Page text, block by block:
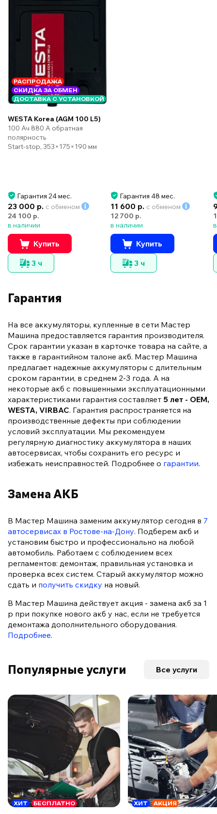
РАСПРОДАЖА
СКИДКА ЗА ОБМЕН
ДОСТАВКА С УСТАНОВКОЙ
WESTA Korea (AGM 100 L5)
100 Ач 880 А обратная
полярность
Start-stop, 353×175×190 мм
Гарантия 24 мес.
23 000 р. с обменом
24 100 р.
в наличии
Купить
3 ч
Гарантия 48 мес.
11 600 р. с обменом
12 700 р.
в наличии
Купить
3 ч
Гарантия
На все аккумуляторы, купленные в сети Мастер
Машина предоставляется гарантия производителя.
Срок гарантии указан в карточке товара на сайте, а
также в гарантийном талоне акб. Мастер Машина
предлагает надежные аккумуляторы с длительным
сроком гарантии, в среднем 2-3 года. А на
некоторые акб с повышенными эксплуатационными
характеристиками гарантия составляет 5 лет - OEM,
WESTA, VIRBAC. Гарантия распространяется на
производственные дефекты при соблюдении
условий эксплуатации. Мы рекомендуем
регулярную диагностику аккумулятора в наших
автосервисах, чтобы сохранить его ресурс и
избежать неисправностей. Подробнее о гарантии.
Замена АКБ
В Мастер Машина заменим аккумулятор сегодня в 7
автосервисах в Ростове-на-Дону. Подберем акб и
установим быстро и профессионально на любой
автомобиль. Работаем с соблюдением всех
регламентов: демонтаж, правильная установка и
проверка всех систем. Старый аккумулятор можно
сдать и получить скидку на новый.
В Мастер Машина действует акция - замена акб за 1
р при покупке нового акб у нас, если не требуется
демонтажа дополнительного оборудования.
Подробнее.
Популярные услуги Все услуги
ХИТ БЕСПЛАТНО ХИТ АКЦИЯ